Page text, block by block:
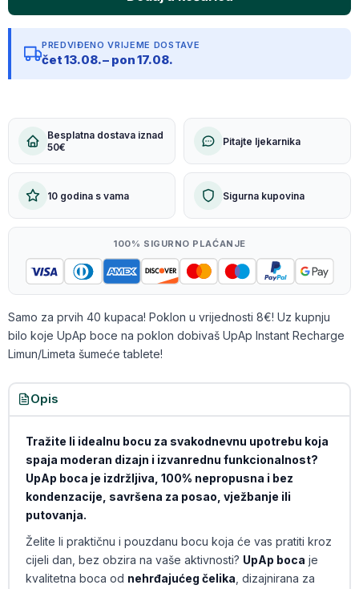
PREDVIĐENO VRIJEME DOSTAVE
čet 13.08. – pon 17.08.
Besplatna dostava iznad
50€
Pitajte ljekarnika
10 godina s vama Sigurna kupovina
100% SIGURNO PLAĆANJE
Samo za prvih 40 kupaca! Poklon u vrijednosti 8€! Uz kupnju
bilo koje UpAp boce na poklon dobivaš UpAp Instant Recharge
Limun/Limeta šumeće tablete!
Opis
Tražite li idealnu bocu za svakodnevnu upotrebu koja
spaja moderan dizajn i izvanrednu funkcionalnost?
UpAp boca je izdržljiva, 100% nepropusna i bez
kondenzacije, savršena za posao, vježbanje ili
putovanja.
Želite li praktičnu i pouzdanu bocu koja će vas pratiti kroz
cijeli dan, bez obzira na vaše aktivnosti? UpAp boca je
kvalitetna boca od nehrđajućeg čelika , dizajnirana za